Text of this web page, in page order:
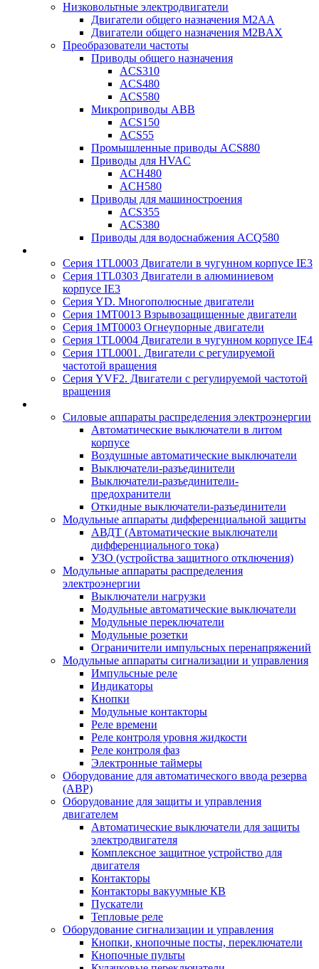
Низковольтные электродвигатели
Двигатели общего назначения M2AA
Двигатели общего назначения M2BAX
Преобразователи частоты
Приводы общего назначения
ACS310
ACS480
ACS580
Микроприводы ABB
ACS150
ACS55
Промышленные приводы ACS880
Приводы для HVAC
ACH480
ACH580
Приводы для машиностроения
ACS355
ACS380
Приводы для водоснабжения ACQ580
Серия 1TL0003 Двигатели в чугунном корпусе IE3
Серия 1TL0303 Двигатели в алюминиевом
корпусе IE3
Серия YD. Многополюсные двигатели
Серия 1MT0013 Взрывозащищенные двигатели
Серия 1MT0003 Огнеупорные двигатели
Серия 1TL0004 Двигатели в чугунном корпусе IE4
Серия 1TL0001. Двигатели с регулируемой
частотой вращения
Серия YVF2. Двигатели с регулируемой частотой
вращения
Силовые аппараты распределения электроэнергии
Автоматические выключатели в литом
корпусе
Воздушные автоматические выключатели
Выключатели-разъединители
Выключатели-разъединители-
предохранители
Откидные выключатели-разъединители
Модульные аппараты дифференциальной защиты
АВДТ (Автоматические выключатели
дифференциального тока)
УЗО (устройства защитного отключения)
Модульные аппараты распределения
электроэнергии
Выключатели нагрузки
Модульные автоматические выключатели
Модульные переключатели
Модульные розетки
Ограничители импульсных перенапряжений
Модульные аппараты сигнализации и управления
Импульсные реле
Индикаторы
Кнопки
Модульные контакторы
Реле времени
Реле контроля уровня жидкости
Реле контроля фаз
Электронные таймеры
Оборудование для автоматического ввода резерва
(АВР)
Оборудование для защиты и управления
двигателем
Автоматические выключатели для защиты
электродвигателя
Комплексное защитное устройство для
двигателя
Контакторы
Контакторы вакуумные КВ
Пускатели
Тепловые реле
Оборудование сигнализации и управления
Кнопки, кнопочные посты, переключатели
Кнопочные пульты